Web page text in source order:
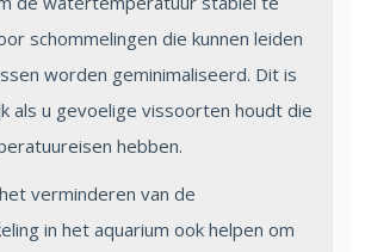
schommelingen die kunnen leiden
worden geminimaliseerd. Dit is
als u gevoelige vissoorten houdt die
hebben.
verminderen van de
in het aquarium ook helpen om